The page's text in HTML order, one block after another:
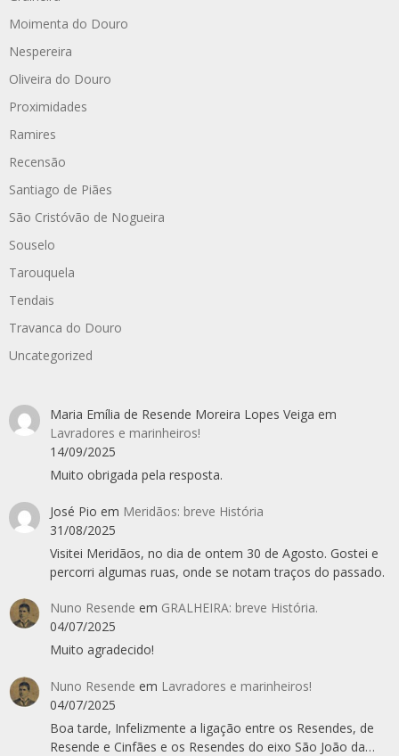
Moimenta do Douro
Nespereira
Oliveira do Douro
Proximidades
Ramires
Recensão
Santiago de Piães
São Cristóvão de Nogueira
Souselo
Tarouquela
Tendais
Travanca do Douro
Uncategorized
Maria Emília de Resende Moreira Lopes Veiga em
Lavradores e marinheiros!
14/09/2025
Muito obrigada pela resposta.
José Pio em Meridãos: breve História
31/08/2025
Visitei Meridãos, no dia de ontem 30 de Agosto. Gostei e
percorri algumas ruas, onde se notam traços do passado.
Nuno Resende em GRALHEIRA: breve História.
04/07/2025
Muito agradecido!
Nuno Resende em Lavradores e marinheiros!
04/07/2025
Boa tarde, Infelizmente a ligação entre os Resendes, de
Resende e Cinfães e os Resendes do eixo São João da…